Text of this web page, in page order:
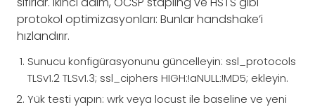
protokol optimizasyonları: Bunlar handshake’i
hızlandırır.
Sunucu konfigürasyonunu güncelleyin: ssl_protocols
TLSv1.2 TLSv1.3; ssl_ciphers HIGH:!aNULL:!MD5; ekleyin.
Yük testi yapın: wrk veya locust ile baseline ve yeni